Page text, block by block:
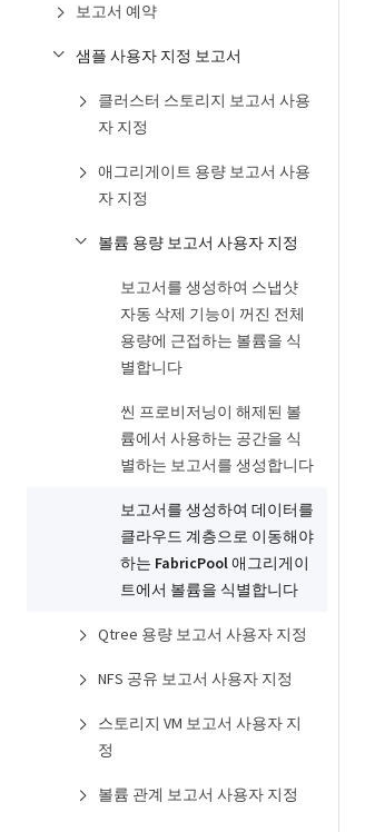
보고서 예약
샘플 사용자 지정 보고서
클러스터 스토리지 보고서 사용
자 지정
애그리게이트 용량 보고서 사용
자 지정
볼륨 용량 보고서 사용자 지정
보고서를 생성하여 스냅샷
자동 삭제 기능이 꺼진 전체
용량에 근접하는 볼륨을 식
별합니다
씬 프로비저닝이 해제된 볼
륨에서 사용하는 공간을 식
별하는 보고서를 생성합니다
보고서를 생성하여 데이터를
클라우드 계층으로 이동해야
하는 FabricPool 애그리게이
트에서 볼륨을 식별합니다
Qtree 용량 보고서 사용자 지정
NFS 공유 보고서 사용자 지정
스토리지 VM 보고서 사용자 지
정
볼륨 관계 보고서 사용자 지정